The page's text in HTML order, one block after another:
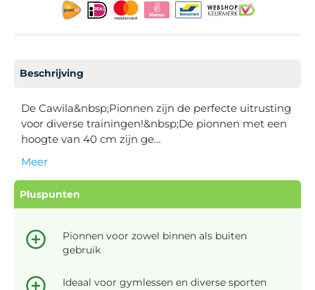
Beschrijving
De Cawila&nbsp;Pionnen zijn de perfecte uitrusting
voor diverse trainingen!&nbsp;De pionnen met een
hoogte van 40 cm zijn ge…
Meer
Pluspunten
Pionnen voor zowel binnen als buiten
gebruik
Ideaal voor gymlessen en diverse sporten